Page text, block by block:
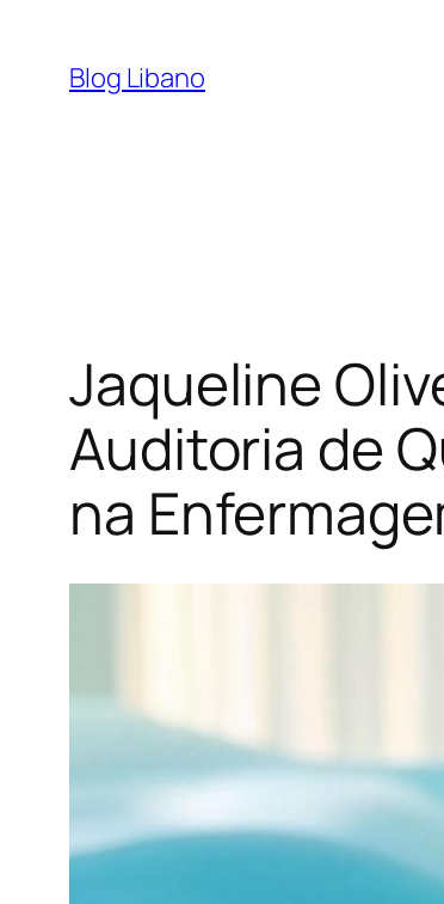
Blog Libano
Jaqueline
Auditoria de
na